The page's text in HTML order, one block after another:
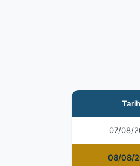
Tarih
07/08/
08/08/